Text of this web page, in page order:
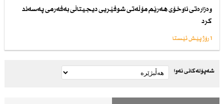
وەزارەتی ناوخۆی هەرێم مۆڵەتی شوفێریی دیجیتاڵی بەفەرمی پەسەند
كرد
1 رۆژ پێش ئێستا
شەپۆلەکانی نەوا